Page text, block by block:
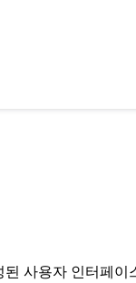
사용자 인터페이